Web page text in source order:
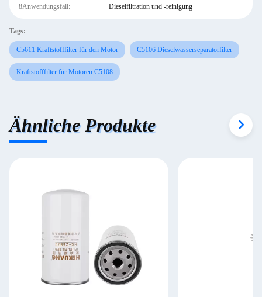
8Anwendungsfall: Dieselfiltration und -reinigung
Tags:
C5611 Kraftstofffilter für den Motor C5106 Dieselwasserseparatorfilter
Kraftstofffilter für Motoren C5108
Ähnliche Produkte